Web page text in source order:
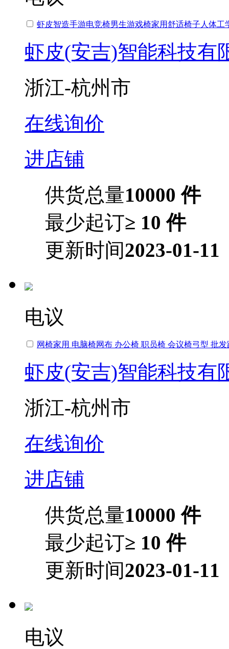
虾皮智造手游电竞椅男生游戏椅家用舒适椅子人体工
虾皮(安吉)智能科技有
浙江-杭州市
在线询价
进店铺
供货总量10000 件
最少起订≥ 10 件
更新时间2023-01-11
电议
网椅家用 电脑椅网布 办公椅 职员椅 会议椅弓型 批
虾皮(安吉)智能科技有
浙江-杭州市
在线询价
进店铺
供货总量10000 件
最少起订≥ 10 件
更新时间2023-01-11
电议